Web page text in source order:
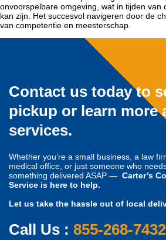
onvoorspelbare omgeving, wat in tijden van
kan zijn. Het succesvol navigeren door de
van competentie en meesterschap.
Contact us today to
pickup or learn more
services.
Whether you’re a small business, a law
medical office, or just someone who
something delivered ASAP — Carter’s
Service is here to help.
Let us take the hassle out of local
Call Us : 855-268-7432